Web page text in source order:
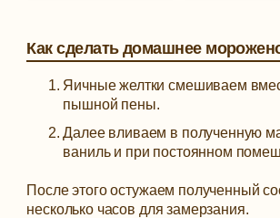
Как сделать домашнее
Яичные желтки смешиваем
пышной пены.
Далее вливаем в полученную
ваниль и при постоянном
После этого остужаем полученный
несколько часов для замерзания.